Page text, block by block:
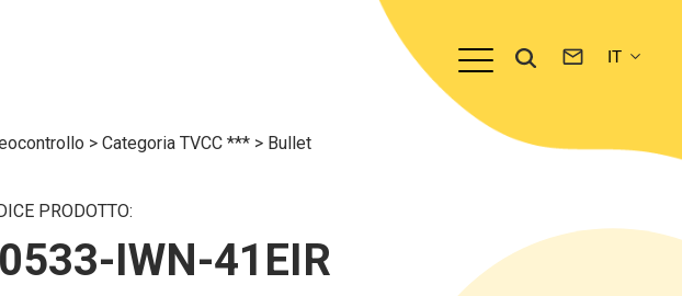
>Categoria TVCC *** > Bullet
PRODOTTO:
IWN-41EIR